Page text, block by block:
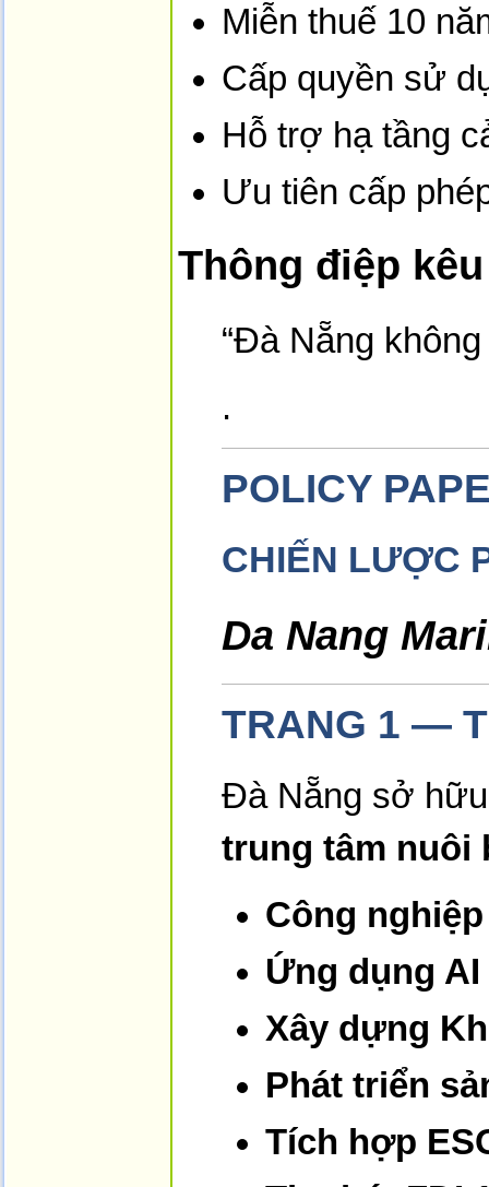
Miễn thuế 10
Cấp quyền sử
Hỗ trợ hạ tầng
Ưu tiên cấp
Thông điệp
“Đà Nẵng
.
POLICY
CHIẾN LƯỢC
Da Nang
TRANG 1 —
Đà Nẵng sở
trung tâm nuôi
Công
Ứng dụng
Xây dựng
Phát triển
Tích hợp